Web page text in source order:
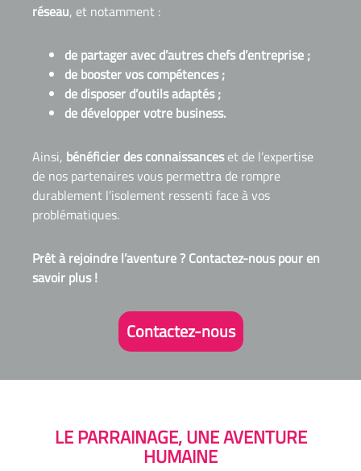
réseau, et notamment :
de partager avec d’autres chefs d’entreprise ;
de booster vos compétences ;
de disposer d’outils adaptés ;
de développer votre business.
Ainsi, bénéficier des connaissanceset de l’expertise
de nos partenaires vous permettra de rompre
durablement l’isolement ressenti face à vos
problématiques.
Prêt à rejoindre l’aventure ? Contactez-nous pour en
savoir plus !
Contactez-nous
LE PARRAINAGE, UNE AVENTURE
HUMAINE